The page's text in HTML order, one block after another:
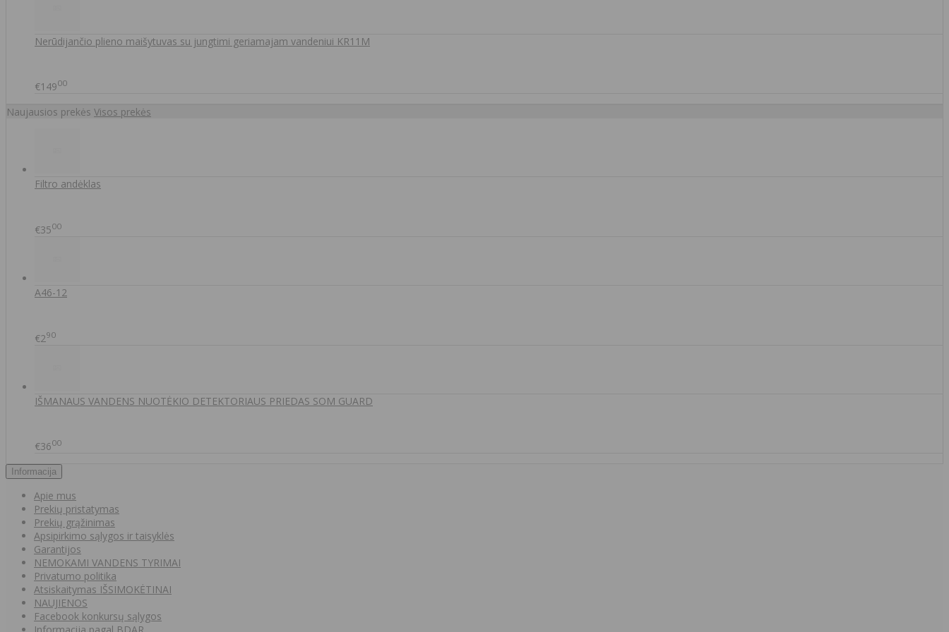
Nerūdijančio plieno maišytuvas su jungtimi geriamajam vandeniui KR11M
€14900
Naujausios prekės Visos prekės
Filtro andėklas
€3500
A46-12
€290
IŠMANAUS VANDENS NUOTĖKIO DETEKTORIAUS PRIEDAS SOM GUARD
€3600
Informacija
Apie mus
Prekių pristatymas
Prekių grąžinimas
Apsipirkimo sąlygos ir taisyklės
Garantijos
NEMOKAMI VANDENS TYRIMAI
Privatumo politika
Atsiskaitymas IŠSIMOKĖTINAI
NAUJIENOS
Facebook konkursų sąlygos